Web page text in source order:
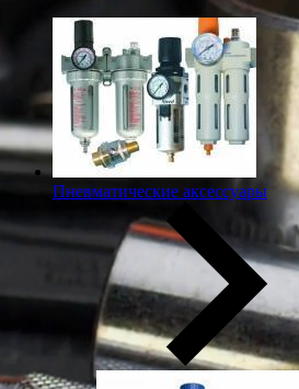
Пневматические аксессуары